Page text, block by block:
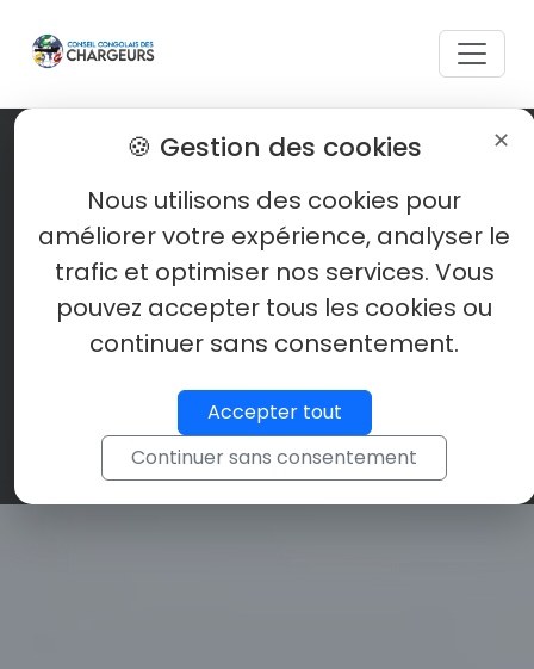
✕
🍪 Gestion des cookies
Nous utilisons des cookies pour
améliorer votre expérience, analyser le
trafic et optimiser nos services. Vous
pouvez accepter tous les cookies ou
continuer sans consentement.
Accepter tout
Continuer sans consentement